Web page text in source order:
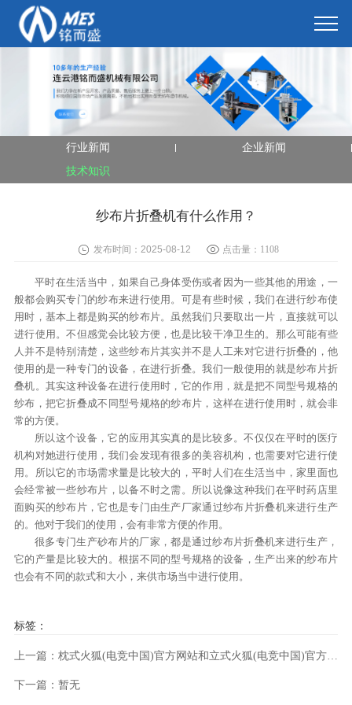
行业新闻
企业新闻
技术知识
纱布片折叠机有什么作用？
发布时间：2025-08-12 点击量： 1108
平时在生活当中，如果自己身体受伤或者因为一些其他的用途，一
般都会购买专门的纱布来进行使用。可是有些时候，我们在进行纱布使
用时，基本上都是购买的纱布片。虽然我们只要取出一片，直接就可以
进行使用。不但感觉会比较方便，也是比较干净卫生的。那么可能有些
人并不是特别清楚，这些纱布片其实并不是人工来对它进行折叠的，他
使用的是一种专门的设备，在进行折叠。我们一般使用的就是纱布片折
叠机。其实这种设备在进行使用时，它的作用，就是把不同型号规格的
纱布，把它折叠成不同型号规格的纱布片，这样在进行使用时，就会非
常的方便。
所以这个设备，它的应用其实真的是比较多。不仅仅在平时的医疗
机构对她进行使用，我们会发现有很多的美容机构，也需要对它进行使
用。所以它的市场需求量是比较大的，平时人们在生活当中，家里面也
会经常被一些纱布片，以备不时之需。所以说像这种我们在平时药店里
面购买的纱布片，它也是专门由生产厂家通过纱布片折叠机来进行生产
的。他对于我们的使用，会有非常方便的作用。
很多专门生产砂布片的厂家，都是通过纱布片折叠机来进行生产，
它的产量是比较大的。根据不同的型号规格的设备，生产出来的纱布片
也会有不同的款式和大小，来供市场当中进行使用。
标签：
上一篇：枕式火狐(电竞中国)官方网站和立式火狐(电竞中国)官方网站有什么区别么?
下一篇：暂无